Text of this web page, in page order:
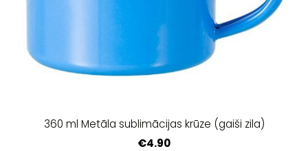
360 ml Metāla sublimācijas krūze (gaiši zila)
€4.90